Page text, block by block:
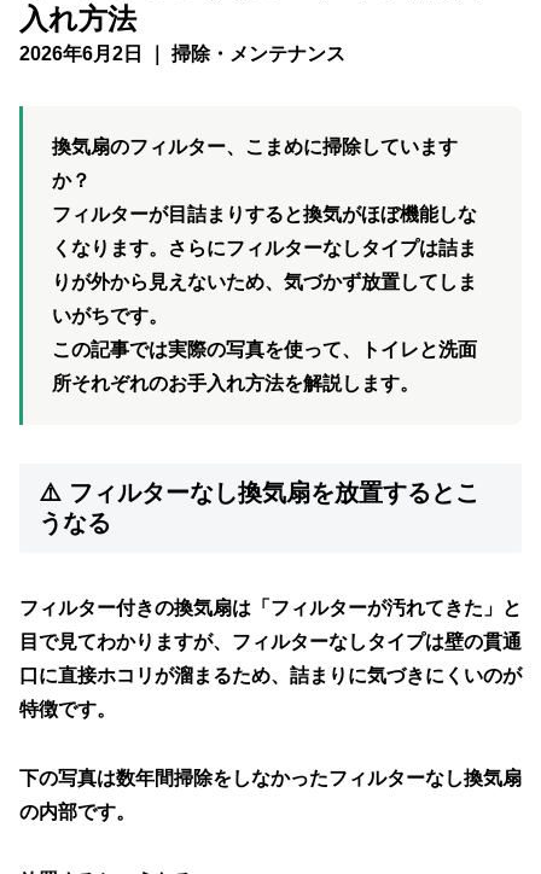
入れ方法
2026年6月2日 ｜ 掃除・メンテナンス
換気扇のフィルター、こまめに掃除しています
か？
フィルターが目詰まりすると換気がほぼ機能しな
くなります。さらにフィルターなしタイプは詰ま
りが外から見えないため、気づかず放置してしま
いがちです。
この記事では実際の写真を使って、トイレと洗面
所それぞれのお手入れ方法を解説します。
⚠️ フィルターなし換気扇を放置するとこ
うなる
フィルター付きの換気扇は「フィルターが汚れてきた」と
目で見てわかりますが、 フィルターなしタイプは壁の貫通
口に直接ホコリが溜まるため、詰まりに気づきにくいのが
特徴です。
下の写真は数年間掃除をしなかったフィルターなし換気扇
の内部です。